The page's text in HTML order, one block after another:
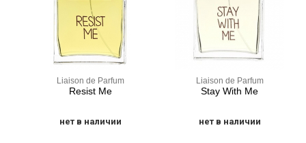
Liaison de Parfum
Resist Me
нет в наличии
Liaison de Parfum
Stay With Me
нет в наличии